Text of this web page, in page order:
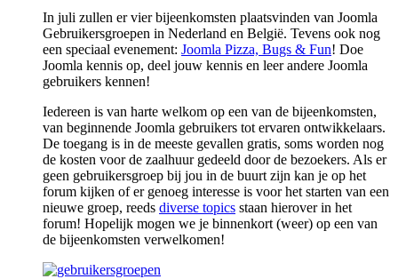
In juli zullen er vier bijeenkomsten plaatsvinden van Joomla
Gebruikersgroepen in Nederland en België. Tevens ook nog
een speciaal evenement: Joomla Pizza, Bugs & Fun! Doe
Joomla kennis op, deel jouw kennis en leer andere Joomla
gebruikers kennen!
Iedereen is van harte welkom op een van de bijeenkomsten,
van beginnende Joomla gebruikers tot ervaren ontwikkelaars.
De toegang is in de meeste gevallen gratis, soms worden nog
de kosten voor de zaalhuur gedeeld door de bezoekers. Als er
geen gebruikersgroep bij jou in de buurt zijn kan je op het
forum kijken of er genoeg interesse is voor het starten van een
nieuwe groep, reeds diverse topics staan hierover in het
forum! Hopelijk mogen we je binnenkort (weer) op een van
de bijeenkomsten verwelkomen!